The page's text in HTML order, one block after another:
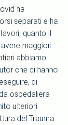
ha
separati e ha
quanto il
maggiori
abbiamo
che ci hanno
di
ospedaliera
ulteriori
del Trauma